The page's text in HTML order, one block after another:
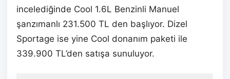
incelediğinde Cool 1.6L Benzinli Manuel
şanzımanlı 231.500 TL den başlıyor. Dizel
Sportage ise yine Cool donanım paketi ile
339.900 TL’den satışa sunuluyor.